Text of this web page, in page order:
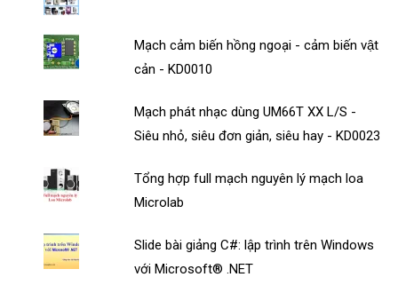
Mạch cảm biến hồng ngoại - cảm biến vật
cản - KD0010
Mạch phát nhạc dùng UM66T XX L/S -
Siêu nhỏ, siêu đơn giản, siêu hay - KD0023
Tổng hợp full mạch nguyên lý mạch loa
Microlab
Slide bài giảng C#: lập trình trên Windows
với Microsoft® .NET